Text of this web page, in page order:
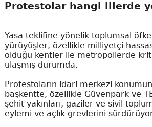
Protestolar hangi illerde
Yasa teklifine yönelik toplumsal
yürüyüşler, özellikle milliyetçi
olduğu kentler ile metropollerde
ulaşmış durumda.
Protestoların idari merkezi
başkentte, özellikle Güvenpark ve
şehit yakınları, gaziler ve sivil
eylemi ve açlık grevlerini